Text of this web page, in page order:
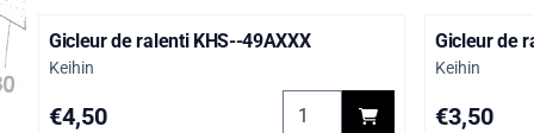
Gicleur de ralenti KHS--49AXXX
Marque :
Keihin
Prix: 4,50
€4,50 Choisir la quantité pour
Gicleur de
Marque :
Keihin
Prix: 3,50
€3,50